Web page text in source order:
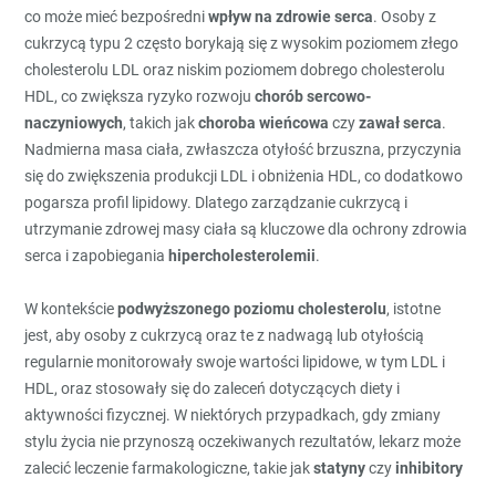
co może mieć bezpośredniwpływ na zdrowie serca. Osoby z
cukrzycą typu 2 często borykają się z wysokim poziomem złego
cholesterolu LDL oraz niskim poziomem dobrego cholesterolu
HDL, co zwiększa ryzyko rozwojuchorób sercowo-
naczyniowych, takich jakchoroba wieńcowa czyzawał serca.
Nadmierna masa ciała, zwłaszcza otyłość brzuszna, przyczynia
się do zwiększenia produkcji LDL i obniżenia HDL, co dodatkowo
pogarsza profil lipidowy. Dlatego zarządzanie cukrzycą i
utrzymanie zdrowej masy ciała są kluczowe dla ochrony zdrowia
serca i zapobiegania hipercholesterolemii.
W kontekściepodwyższonego poziomu cholesterolu, istotne
jest, aby osoby z cukrzycą oraz te z nadwagą lub otyłością
regularnie monitorowały swoje wartości lipidowe, w tym LDL i
HDL, oraz stosowały się do zaleceń dotyczących diety i
aktywności fizycznej. W niektórych przypadkach, gdy zmiany
stylu życia nie przynoszą oczekiwanych rezultatów, lekarz może
zalecić leczenie farmakologiczne, takie jakstatynyczyinhibitory